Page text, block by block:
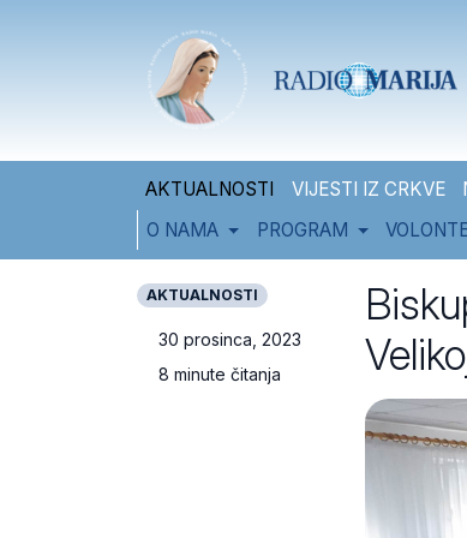
AKTUALNOSTI VIJESTI IZ CRKVE
O NAMA
PROGRAM
AKTUALNOSTI
30 prosinca, 2023
8 minute čitanja